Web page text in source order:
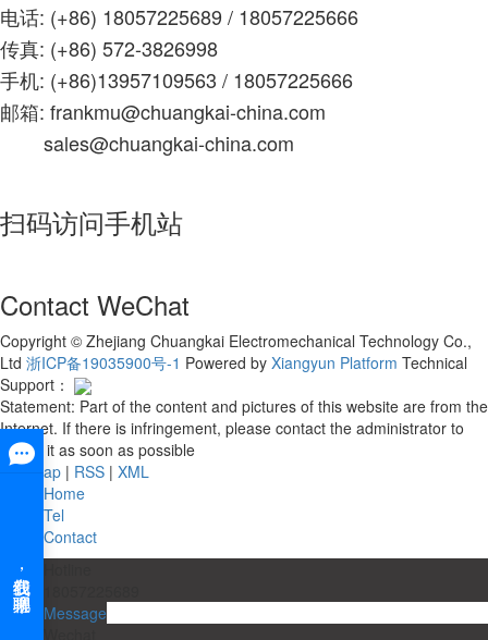
电话: (+86) 18057225689 / 18057225666
传真: (+86) 572-3826998
手机: (+86)13957109563 / 18057225666
邮箱: frankmu@chuangkai-china.com
sales@chuangkai-china.com
扫码访问手机站
Contact WeChat
Copyright © Zhejiang Chuangkai Electromechanical Technology Co.,
Ltd 浙ICP备19035900号-1 Powered by Xiangyun Platform Technical
Support：
Statement: Part of the content and pictures of this website are from the
Internet. If there is infringement, please contact the administrator to
delete it as soon as possible
Site map | RSS | XML
Home
Tel
Contact
Message